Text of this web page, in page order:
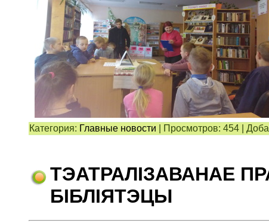
Категория: Главные новости Просмотров: 454|
ТЭАТРАЛІЗАВАНАЕ
БІБЛІЯТЭЦЫ